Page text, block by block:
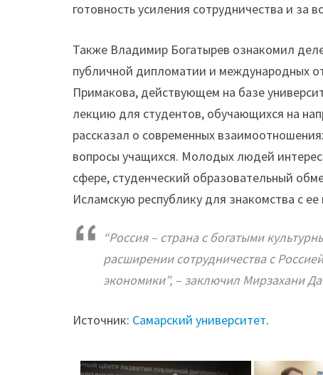
готовность усиления сотрудничества и за
Также Владимир Богатырев ознакомил
публичной дипломатии и международных
Примакова, действующем на базе
лекцию для студентов, обучающихся на
рассказал о современных
вопросы учащихся. Молодых людей
сфере, студенческий образовательный
Исламскую республику для знакомства с ее
“Россия – страна с богатыми
расширении сотрудничества с
экономики”, – заключил Мирзахани
Источник: Самарский университет.